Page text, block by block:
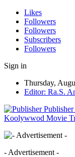
Likes
Followers
Followers
Subscribers
Followers
Sign in
Thursday,
Editor: Ra.S.
Koolywwod Movie
- Advertisement -